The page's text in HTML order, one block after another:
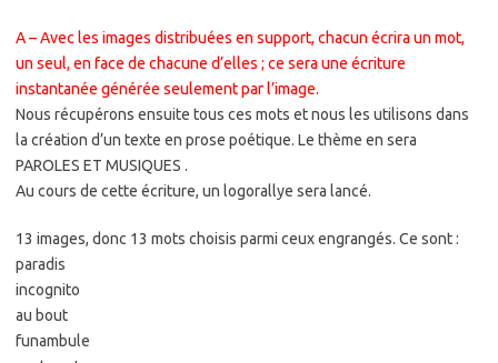
A – Avec les images distribuées en support, chacun écrira un mot,
un seul, en face de chacune d’elles ; ce sera une écriture
instantanée générée seulement par l’image.
Nous récupérons ensuite tous ces mots et nous les utilisons dans
la création d’un texte en prose poétique. Le thème en sera
PAROLES ET MUSIQUES .
Au cours de cette écriture, un logorallye sera lancé.
13 images, donc 13 mots choisis parmi ceux engrangés. Ce sont :
paradis
incognito
au bout
funambule